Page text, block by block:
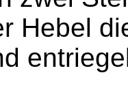
Hebel